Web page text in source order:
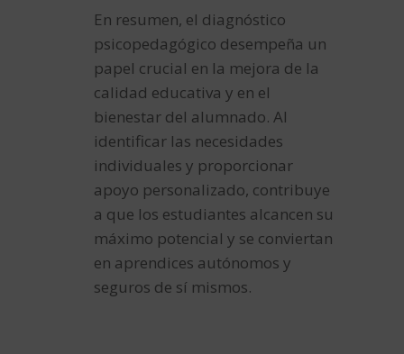
En resumen, el diagnóstico
psicopedagógico desempeña un
papel crucial en la mejora de la
calidad educativa y en el
bienestar del alumnado. Al
identificar las necesidades
individuales y proporcionar
apoyo personalizado, contribuye
a que los estudiantes alcancen su
máximo potencial y se conviertan
en aprendices autónomos y
seguros de sí mismos.